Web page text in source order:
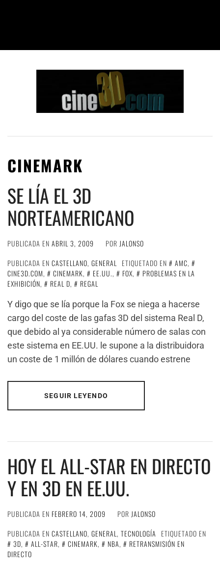
CINEMARK
SE LÍA EL 3D
NORTEAMERICANO
PUBLICADA EN ABRIL 3, 2009 POR JALONSO
PUBLICADA EN CASTELLANO, GENERAL ETIQUETADO EN AMC,
CINE3D.COM, CINEMARK, EE.UU., FOX,
PROBLEMAS EN LA
EXHIBICIÓN, REAL D,
REGAL
Y digo que se lía porque la Fox se niega a hacerse
cargo del coste de las gafas 3D del sistema Real D,
que debido al ya considerable número de salas con
este sistema en EE.UU. le supone a la distribuidora
un coste de 1 millón de dólares cuando estrene
SEGUIR LEYENDO
HOY EL ALL-STAR EN DIRECTO
Y EN 3D EN EE.UU.
PUBLICADA EN FEBRERO 14, 2009 POR JALONSO
PUBLICADA EN CASTELLANO, GENERAL, TECNOLOGÍA
ETIQUETADO EN
3D, ALL-STAR, CINEMARK, NBA,
RETRANSMISIÓN EN
DIRECTO